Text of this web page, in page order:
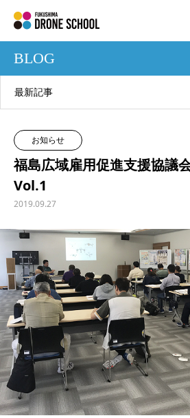
BLOG
最新記事
お知らせ
福島広域雇用促進支援協議
Vol.1
2019.09.27